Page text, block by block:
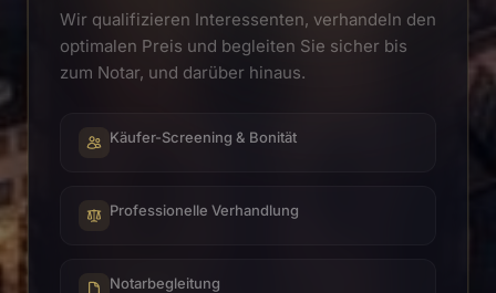
Wir qualifizieren Interessenten, verhandeln den
optimalen Preis und begleiten Sie sicher bis
zum Notar, und darüber hinaus.
Käufer-Screening & Bonität
Professionelle Verhandlung
Notarbegleitung